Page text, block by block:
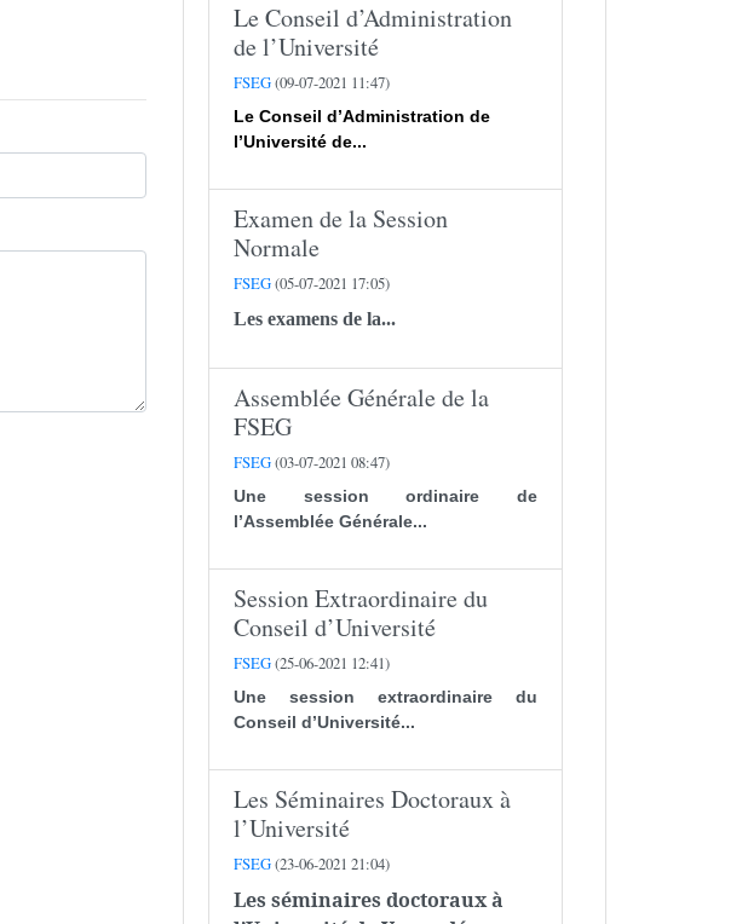
Le Conseil d’Administration
de l’Université
FSEG(09-07-2021 11:47)
Le Conseil d’Administration de
l’Université de...
Examen de la Session
Normale
FSEG(05-07-2021 17:05)
Les examens de la...
Assemblée Générale de la
FSEG
FSEG(03-07-2021 08:47)
Une session ordinaire de
l’Assemblée Générale...
Session Extraordinaire du
Conseil d’Université
FSEG(25-06-2021 12:41)
Une session extraordinaire du
Conseil d’Université...
Les Séminaires Doctoraux à
l’Université
FSEG(23-06-2021 21:04)
Les séminaires doctoraux à